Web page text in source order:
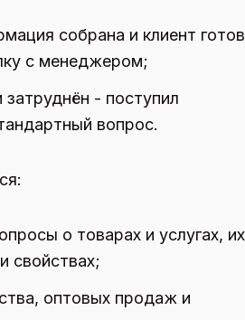
собрана и клиент готов
с менеджером;
- поступил
вопрос.
о товарах и услугах, их
свойствах;
оптовых продаж и